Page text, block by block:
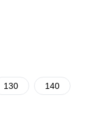
130 140